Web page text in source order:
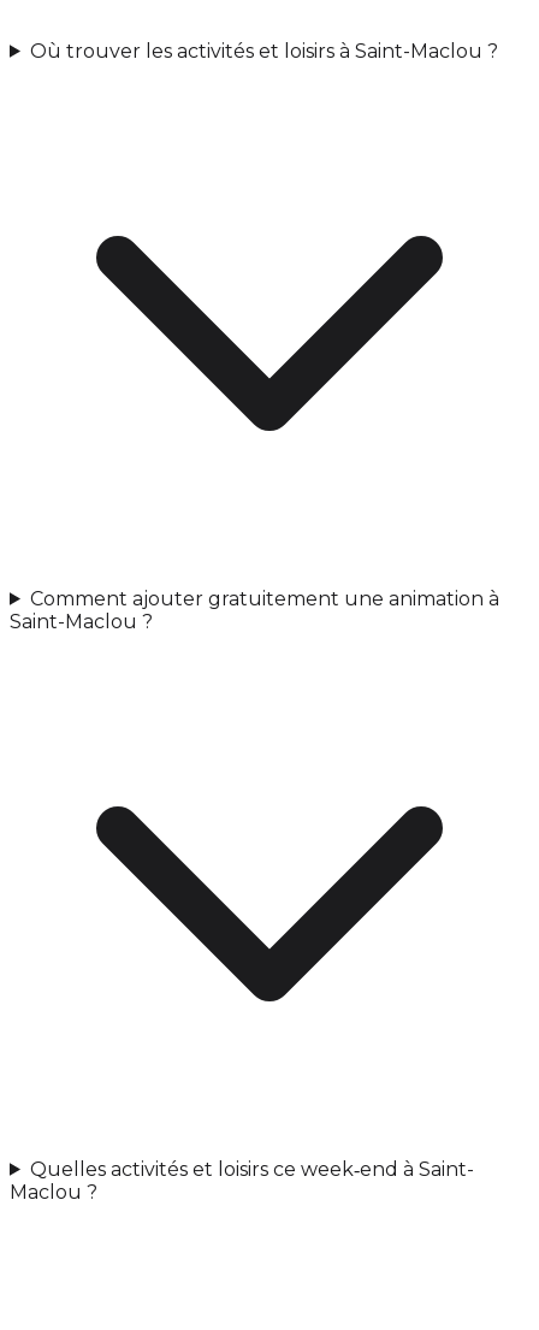
Où trouver les activités et loisirs à Saint-Maclou ?
Comment ajouter gratuitement une animation à
Saint-Maclou ?
Quelles activités et loisirs ce week‑end à Saint-
Maclou ?